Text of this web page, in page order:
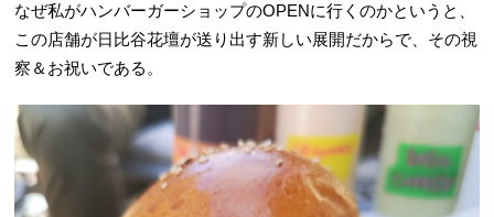
なぜ私がハンバーガーショップのOPENに行くのかというと、
この店舗が日比谷花壇が送り出す新しい展開だからで、その視
察＆お祝いである。